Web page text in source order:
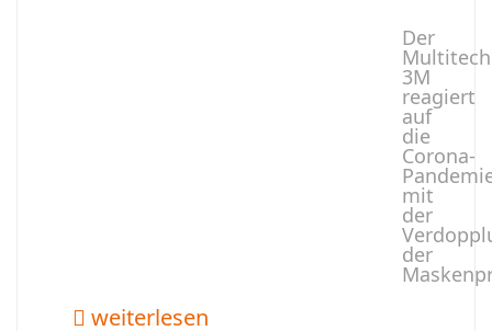
Der
3M
reagiert
auf
die
Corona-
mit
der
der
weiterlesen